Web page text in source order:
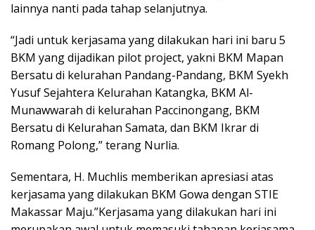
lainnya nanti pada tahap selanjutnya.
“Jadi untuk kerjasama yang dilakukan hari ini baru 5
BKM yang dijadikan pilot project, yakni BKM Mapan
Bersatu di kelurahan Pandang-Pandang, BKM Syekh
Yusuf Sejahtera Kelurahan Katangka, BKM Al-
Munawwarah di kelurahan Paccinongang, BKM
Bersatu di Kelurahan Samata, dan BKM Ikrar di
Romang Polong,” terang Nurlia.
Sementara, H. Muchlis memberikan apresiasi atas
kerjasama yang dilakukan BKM Gowa dengan STIE
Makassar Maju.”Kerjasama yang dilakukan hari ini